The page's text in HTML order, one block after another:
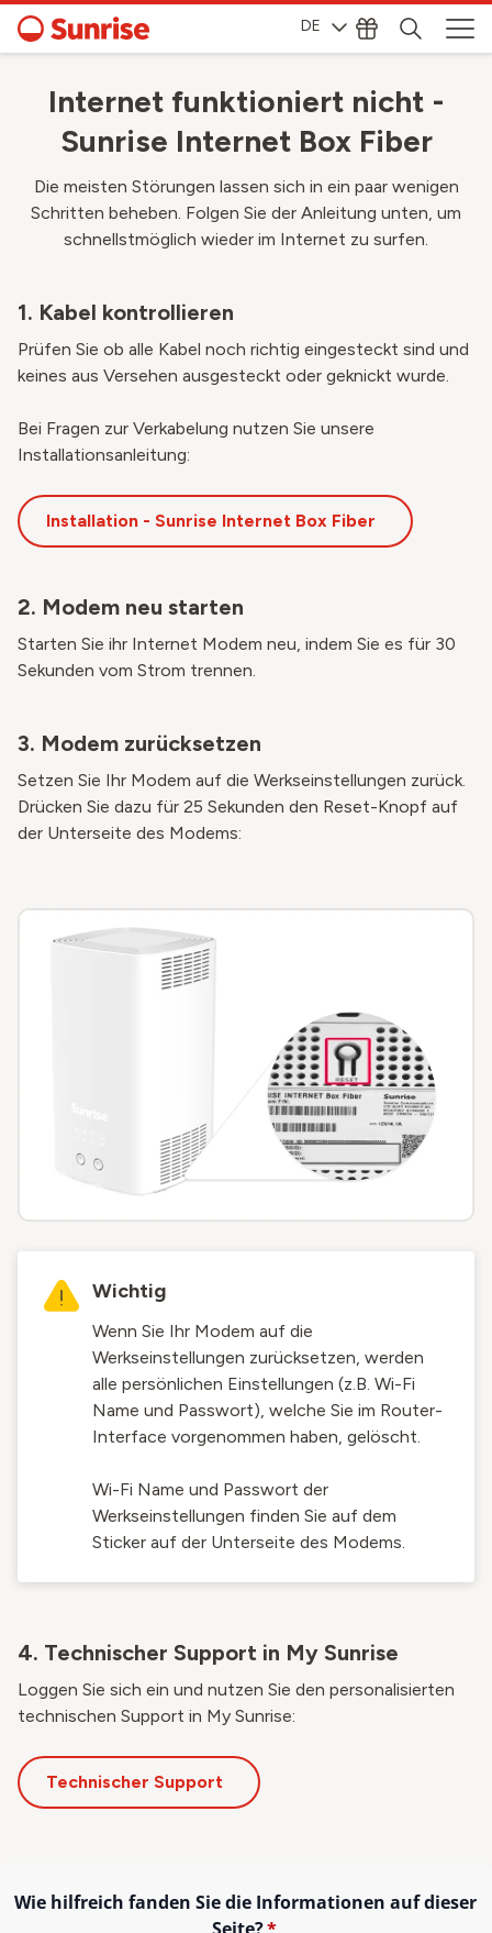
DE
Internet funktioniert nicht -
Sunrise Internet Box Fiber
Die meisten Störungen lassen sich in ein paar wenigen
Schritten beheben. Folgen Sie der Anleitung unten, um
schnellstmöglich wieder im Internet zu surfen.
1. Kabel kontrollieren
Prüfen Sie ob alle Kabel noch richtig eingesteckt sind und
keines aus Versehen ausgesteckt oder geknickt wurde.
Bei Fragen zur Verkabelung nutzen Sie unsere
Installationsanleitung:
Installation - Sunrise Internet Box Fiber
2. Modem neu starten
Starten Sie ihr Internet Modem neu, indem Sie es für 30
Sekunden vom Strom trennen.
3. Modem zurücksetzen
Setzen Sie Ihr Modem auf die Werkseinstellungen zurück.
Drücken Sie dazu für 25 Sekunden den Reset-Knopf auf
der Unterseite des Modems:
Wichtig
Wenn Sie Ihr Modem auf die
Werkseinstellungen zurücksetzen, werden
alle persönlichen Einstellungen (z.B. Wi-Fi
Name und Passwort), welche Sie im Router-
Interface vorgenommen haben, gelöscht.
Wi-Fi Name und Passwort der
Werkseinstellungen finden Sie auf dem
Sticker auf der Unterseite des Modems.
4. Technischer Support in My Sunrise
Loggen Sie sich ein und nutzen Sie den personalisierten
technischen Support in My Sunrise:
Technischer Support